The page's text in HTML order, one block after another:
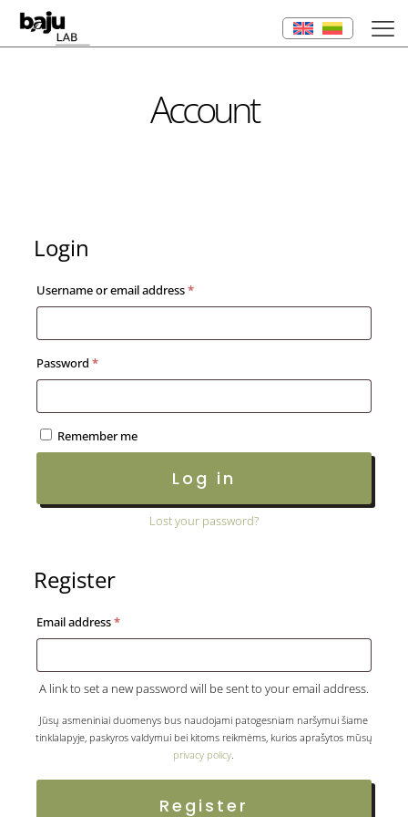
Account
Login
Username or email address*Required
Password *Required
Remember me
Log in
Lost your password?
Register
Email address*Required
A link to set a new password will be sent to your email address.
Jūsų asmeniniai duomenys bus naudojami patogesniam naršymui šiame
tinklalapyje, paskyros valdymui bei kitoms reikmėms, kurios aprašytos mūsų
privacy policy.
Register